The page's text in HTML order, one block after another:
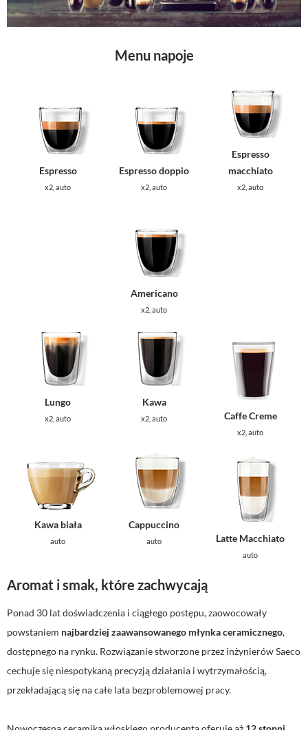
Menu napoje
Espresso
x2, auto
Espresso doppio
x2, auto
Espresso
macchiato
x2, auto
Americano
x2, auto
Lungo
x2, auto
Kawa
x2, auto Caffe Creme
x2, auto
Kawa biała
auto
Cappuccino
auto Latte Macchiato
auto
Aromat i smak, które zachwycają
Ponad 30 lat doświadczenia i ciągłego postępu, zaowocowały
powstaniem najbardziej zaawansowanego młynka ceramicznego,
dostępnego na rynku. Rozwiązanie stworzone przez inżynierów Saeco
cechuje się niespotykaną precyzją działania i wytrzymałością,
przekładającą się na całe lata bezproblemowej pracy.